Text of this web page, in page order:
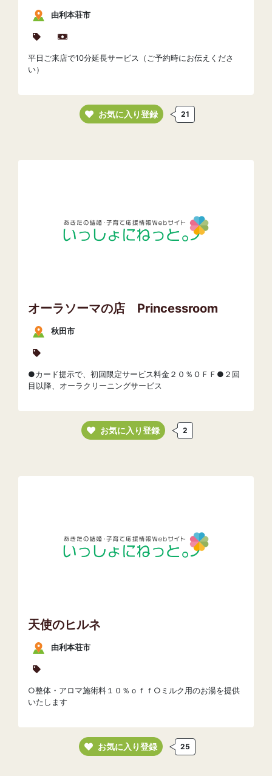
由利本荘市
平日ご来店で10分延長サービス（ご予約時にお伝えくださ
い）
お気に入り登録 21
オーラソーマの店 Princessroom
秋田市
●カード提示で、初回限定サービス料金２０％ＯＦＦ●２回
目以降、オーラクリーニングサービス
お気に入り登録 2
天使のヒルネ
由利本荘市
○整体・アロマ施術料１０％ｏｆｆ○ミルク用のお湯を提供
いたします
お気に入り登録 25